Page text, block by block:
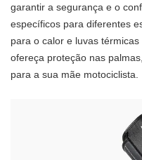
garantir a segurança e o
específicos para diferentes
para o calor e luvas
ofereça proteção nas
para a sua mãe motociclista.